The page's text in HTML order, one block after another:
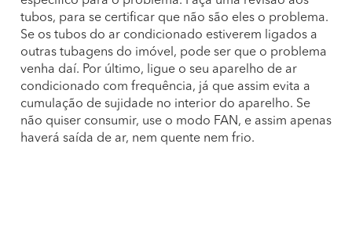
tubos, para se certificar que não são eles o problema.
Se os tubos do ar condicionado estiverem ligados a
outras tubagens do imóvel, pode ser que o problema
venha daí. Por último, ligue o seu aparelho de ar
condicionado com frequência, já que assim evita a
cumulação de sujidade no interior do aparelho. Se
não quiser consumir, use o modo FAN, e assim apenas
haverá saída de ar, nem quente nem frio.